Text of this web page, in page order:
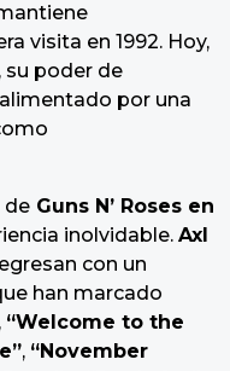
visita en 1992. Hoy,
su poder de
por una
de Guns N’ Roses en
inolvidable. Axl
con un
han marcado
, “Welcome to the
, “November